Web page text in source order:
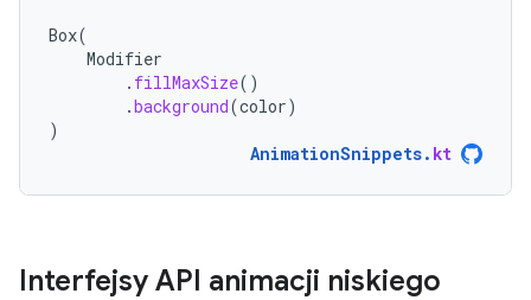
Box(
Modifier
. fillMaxSize()
.background(color)
)
AnimationSnippets. kt
Interfejsy API animacji niskiego